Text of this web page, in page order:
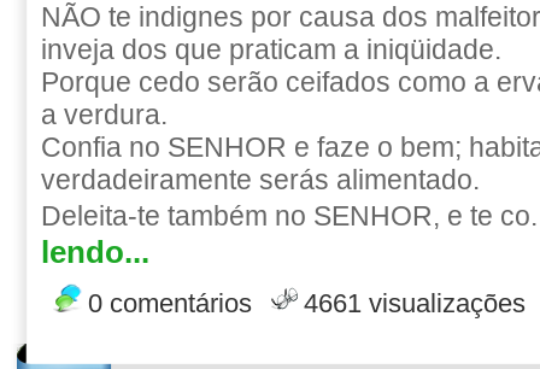
NÃO te indignes por causa dos
inveja dos que praticam a iniqüidade.
Porque cedo serão ceifados como a
a verdura.
Confia no SENHOR e faze o bem;
verdadeiramente serás alimentado.
Deleita-te também no SENHOR, e te
lendo...
0 comentários 4661 visualizações